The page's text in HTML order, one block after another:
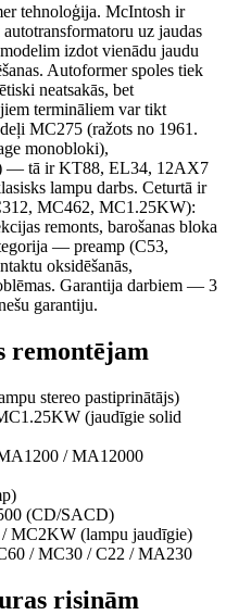
tehnoloģija. McIntosh ir
uz jaudas
izdot vienādu jaudu
Autoformer spoles tiek
neatsakās, bet
termināliem var tikt
MC275 (ražots no 1961.
monobloki),
— tā ir KT88, EL34, 12AX7
lampu darbs. Ceturtā ir
MC462, MC1.25KW):
remonts, barošanas bloka
— preamp (C53,
oksidēšanās,
Garantija darbiem — 3
garantiju.
remontējam
stereo pastiprinātājs)
(jaudīgie solid
/ MA12000
(CD/SACD)
MC2KW (lampu jaudīgie)
/ MC30 / C22 / MA230
risinām